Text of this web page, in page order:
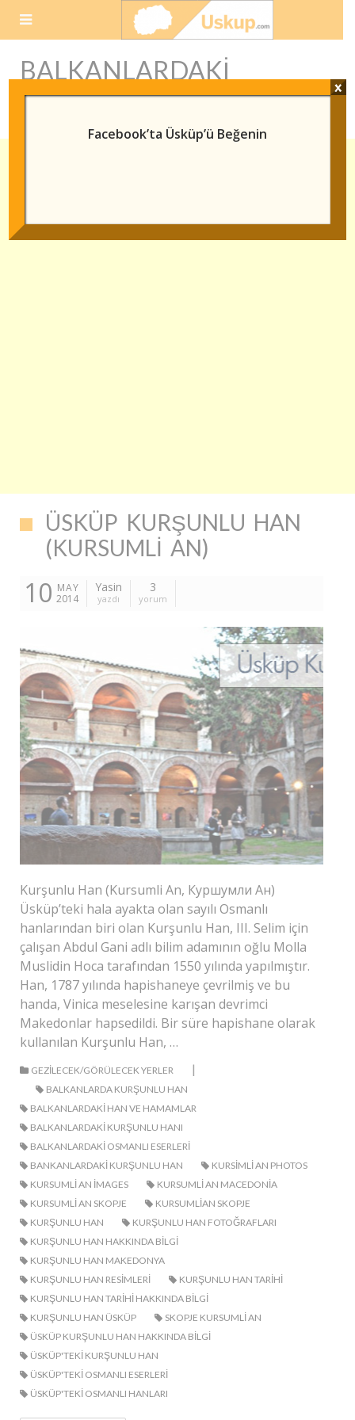
BALKANLARDAKI
OSMANLI ESERLERI
ÜSKÜP KURŞUNLU HAN
(KURSUMLI AN)
10 MAY
2014
Yasin
yazdı
3
yorum
Kurşunlu Han (Kursumli An, Куршумли Ан)
Üsküp’teki hala ayakta olan sayılı Osmanlı
hanlarından biri olan Kurşunlu Han, III. Selim için
çalışan Abdul Gani adlı bilim adamının oğlu Molla
Muslidin Hoca tarafından 1550 yılında yapılmıştır.
Han, 1787 yılında hapishaneye çevrilmiş ve bu
handa, Vinica meselesine karışan devrimci
Makedonlar hapsedildi. Bir süre hapishane olarak
kullanılan Kurşunlu Han, …
GEZILECEK/GÖRÜLECEK YERLER |
BALKANLARDA KURŞUNLU HAN
BALKANLARDAKI HAN VE HAMAMLAR
BALKANLARDAKI KURŞUNLU HANI
BALKANLARDAKI OSMANLI ESERLERI
BANKANLARDAKI KURŞUNLU HAN
KURSIMLI AN PHOTOS
KURSUMLI AN IMAGES
KURSUMLI AN MACEDONIA
KURSUMLI AN SKOPJE
KURSUMLIAN SKOPJE
KURŞUNLU HAN
KURŞUNLU HAN FOTOĞRAFLARI
KURŞUNLU HAN HAKKINDA BILGI
KURŞUNLU HAN MAKEDONYA
KURŞUNLU HAN RESIMLERI
KURŞUNLU HAN TARIHI
KURŞUNLU HAN TARIHI HAKKINDA BILGI
KURŞUNLU HAN ÜSKÜP
SKOPJE KURSUMLI AN
ÜSKÜP KURŞUNLU HAN HAKKINDA BILGI
ÜSKÜP'TEKI KURŞUNLU HAN
ÜSKÜP'TEKI OSMANLI ESERLERI
ÜSKÜP'TEKI OSMANLI HANLARI
Facebook’ta Üsküp’ü Beğenin
x